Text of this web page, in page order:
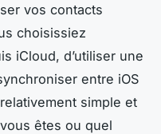
vos contacts
choisissiez
iCloud, d’utiliser une
entre iOS
simple et
êtes ou quel